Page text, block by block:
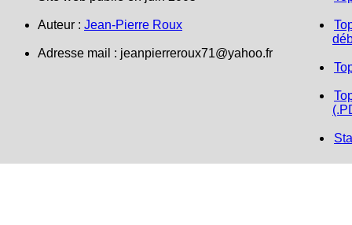
Auteur : Jean-Pierre Roux
Adresse mail : jeanpierreroux71@yahoo.fr